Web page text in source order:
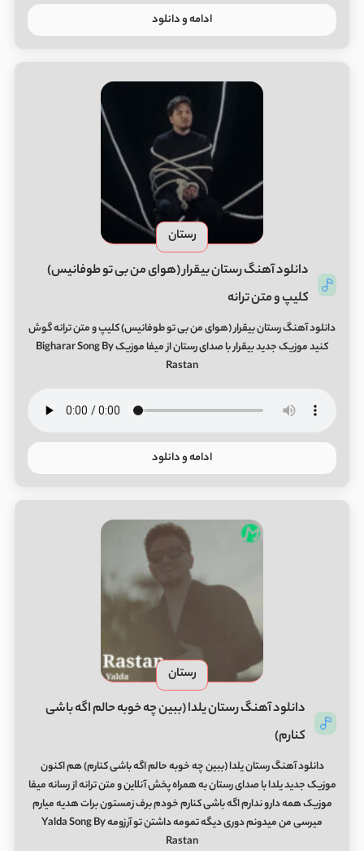
ادامه و دانلود
رستان
دانلود آهنگ رستان بیقرار (هوای من بی تو طوفانیس)
کلیپ و متن ترانه
دانلود آهنگ رستان بیقرار (هوای من بی تو طوفانیس) کلیپ و متن ترانه گوش
کنید موزیک جدید بیقرار با صدای رستان از میفا موزیک Bigharar Song By
Rastan
ادامه و دانلود
رستان
دانلود آهنگ رستان یلدا (ببین چه خوبه حالم اگه باشی
کنارم)
دانلود آهنگ رستان یلدا (ببین چه خوبه حالم اگه باشی کنارم) هم اکنون
موزیک جدید یلدا با صدای رستان به همراه پخش آنلاین و متن ترانه از رسانه میفا
موزیک همه دارو ندارم اگه باشی کنارم خودم برف زمستون برات هدیه میارم
میرسی من میدونم دوری دیگه تمومه داشتن تو آرزومه Yalda Song By
Rastan